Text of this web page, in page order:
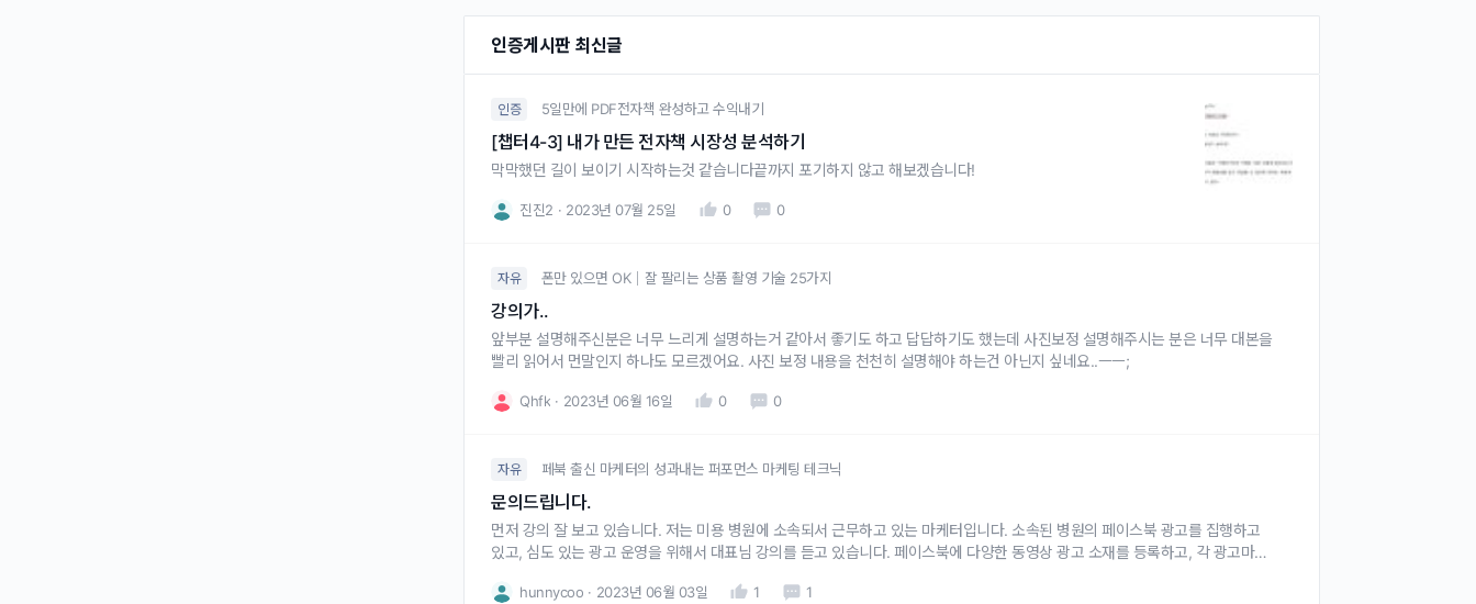
인증게시판 최신글
인증 5일만에 PDF전자책 완성하고 수익내기
[챕터4-3] 내가 만든 전자책 시장성 분석하기
막막했던 길이 보이기 시작하는것 같습니다끝까지 포기하지 않고 해보겠습니다!
진진2 2023년 07월 25일 0 0
자유 폰만 있으면 OK｜잘 팔리는 상품 촬영 기술 25가지
강의가..
앞부분 설명해주신분은 너무 느리게 설명하는거 같아서 좋기도 하고 답답하기도 했는데 사진보정 설명해주시는 분은 너무 대본을
빨리 읽어서 먼말인지 하나도 모르겠어요. 사진 보정 내용을 천천히 설명해야 하는건 아닌지 싶네요..ㅡㅡ;
Qhfk 2023년 06월 16일 0 0
자유 페북 출신 마케터의 성과내는 퍼포먼스 마케팅 테크닉
문의드립니다.
먼저 강의 잘 보고 있습니다. 저는 미용 병원에 소속되서 근무하고 있는 마케터입니다. 소속된 병원의 페이스북 광고를 집행하고
있고, 심도 있는 광고 운영을 위해서 대표님 강의를 듣고 있습니다. 페이스북에 다양한 동영상 광고 소재를 등록하고, 각 광고마다
hunnycoo 2023년 06월 03일 1 1